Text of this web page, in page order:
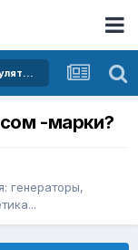
Системы электропитания: генераторы, аккумуляторы, ИБП, альтернативная энергетика...
-марки?
генераторы,